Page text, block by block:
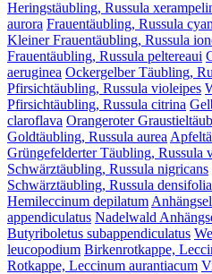
Heringstäubling, Russula
aurora Frauentäubling, Russula
Kleiner Frauentäubling, Russula
Frauentäubling, Russula peltereaui
aeruginea Ockergelber Täubling,
Pfirsichtäubling, Russula violeipes
Pfirsichtäubling, Russula citrina
claroflava Orangeroter
Goldtäubling, Russula aurea
Grüngefelderter Täubling, Russula
Schwärztäubling, Russula nigricans
Schwärztäubling, Russula densifolia
Hemileccinum depilatum
appendiculatus Nadelwald
Butyriboletus subappendiculatus
leucopodium Birkenrotkappe,
Rotkappe, Leccinum aurantiacum